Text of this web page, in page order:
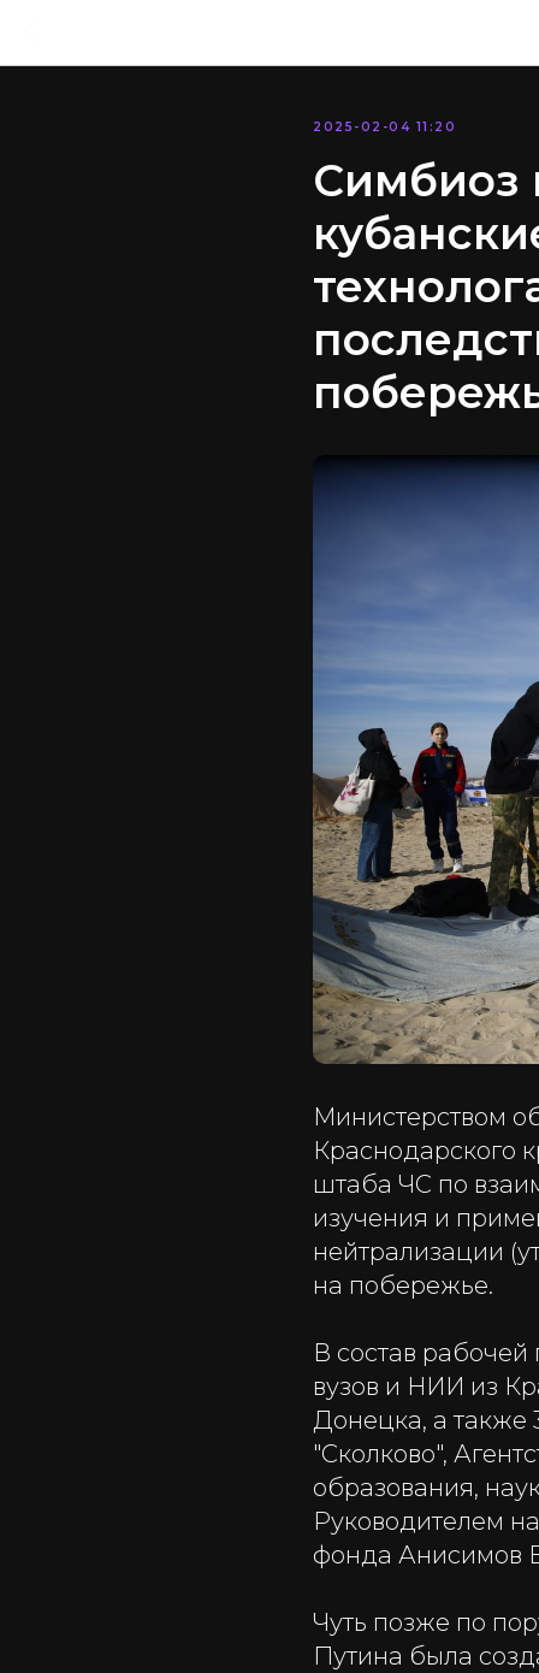
2025-02-04 11:20
Симбиоз
Министерством
Краснодарского
штаба ЧС по
изучения и
нейтрализации
на побережье.
В состав
вузов и НИИ из
Донецка, а также
"Сколково",
образования,
Руководителем
фонда Анисимов
Чуть позже по
Путина была